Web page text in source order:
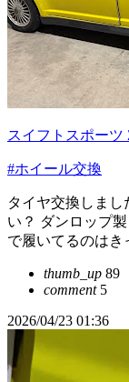
スイフトスポーツ
#ホイール交換
タイヤ交換しまし
い？ ダンロップ
で履いてるのはき
thumb_up 89
comment5
2026/04/23 01:36